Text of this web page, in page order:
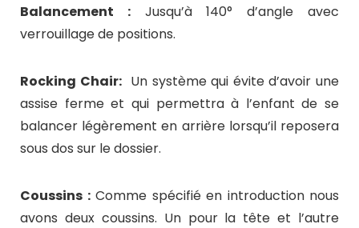
Balancement :Jusqu’à 140° d’angle avec
verrouillage de positions.
Rocking Chair:Un système qui évite d’avoir une
assise ferme et qui permettra à l’enfant de se
balancer légèrement en arrière lorsqu’il reposera
sous dos sur le dossier.
Coussins :Comme spécifié en introduction nous
avons deux coussins. Un pour la tête et l’autre